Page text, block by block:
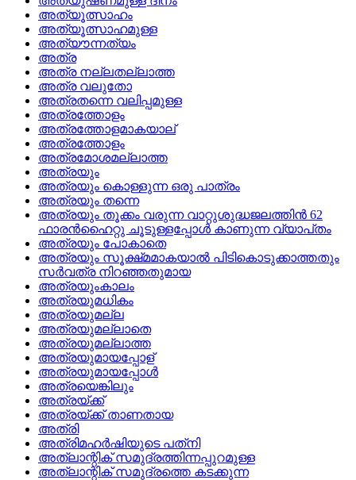
അത്യൂത്സാഹം
അത്യൂത്സാഹമുള്ള
അത്യൗന്നത്യം
അത്ര
അത്ര നല്ലതല്ലാത്ത
അത്ര വലുതോ
അത്രതന്നെ വലിപ്പമുള്ള
അത്രത്തോളം
അത്രത്തോളമാകയാല്
അത്രത്തോളം
അത്രമോശമല്ലാത്ത
അത്രയും
അത്രയും കൊള്ളുന്ന ഒരു പാത്രം
അത്രയും തന്നെ
അത്രയും തൂക്കം വരുന്ന വാറ്റുശുദ്ധജലത്തിന്‍ 62
ഫാരന്‍ഹൈറ്റു ചൂടുള്ളപ്പോള്‍ കാണുന്ന വ്യാപ്‌തം
അത്രയും പോകാതെ
അത്രയും സൂക്ഷ്‌മമാകയാല്‍ പിടികൊടുക്കാത്തതും
സര്‍വത്ര നിറഞ്ഞതുമായ
അത്രയുംകാലം
അത്രയുമധികം
അത്രയുമല്ല
അത്രയുമല്ലാതെ
അത്രയുമല്ലാത്ത
അത്രയുമായപ്പോള്
അത്രയുമായപ്പോള്‍
അത്രയെങ്കിലും
അത്രയ്‌ക്ക്
അത്രയ്‌ക്ക്‌ താണതായ
അത്രി
അത്രിമഹര്‍ഷിയുടെ പത്‌നി
അത്‌ലാന്റിക്‌ സമുദ്രത്തിന്നപ്പുറമുള്ള
അത്‌ലാന്റിക്‌ സമുദ്രത്തെ കടക്കുന്ന